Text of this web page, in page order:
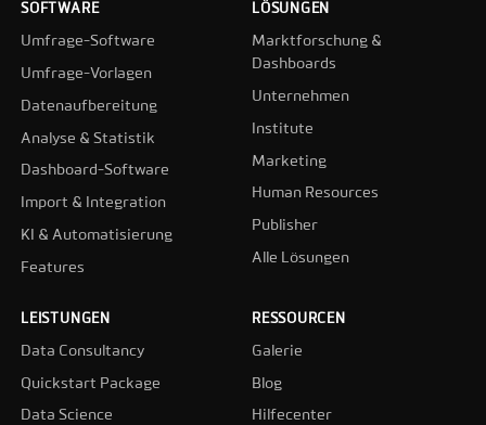
SOFTWARE
Umfrage-Software
Umfrage-Vorlagen
Datenaufbereitung
Analyse & Statistik
Dashboard-Software
Import & Integration
KI & Automatisierung
Features
LÖSUNGEN
Marktforschung &
Dashboards
Unternehmen
Institute
Marketing
Human Resources
Publisher
Alle Lösungen
LEISTUNGEN
Data Consultancy
Quickstart Package
Data Science
RESSOURCEN
Galerie
Blog
Hilfecenter